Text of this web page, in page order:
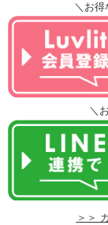
＼お得
＼
＞＞